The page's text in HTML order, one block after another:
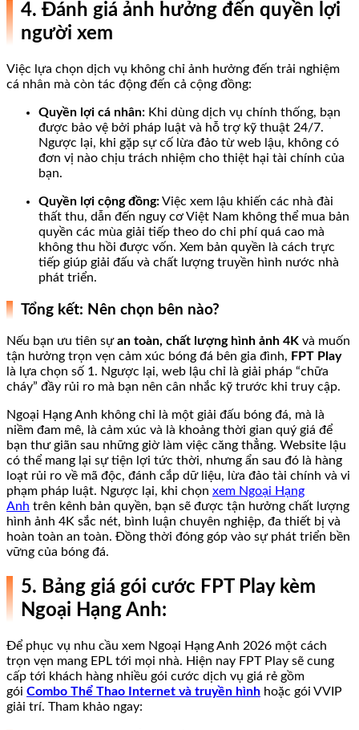
4. Đánh giá ảnh hưởng đến quyền lợi
người xem
Việc lựa chọn dịch vụ không chỉ ảnh hưởng đến trải nghiệm
cá nhân mà còn tác động đến cả cộng đồng:
Quyền lợi cá nhân: Khi dùng dịch vụ chính thống, bạn
được bảo vệ bởi pháp luật và hỗ trợ kỹ thuật 24/7.
Ngược lại, khi gặp sự cố lừa đảo từ web lậu, không có
đơn vị nào chịu trách nhiệm cho thiệt hại tài chính của
bạn.
Quyền lợi cộng đồng:Việc xem lậu khiến các nhà đài
thất thu, dẫn đến nguy cơ Việt Nam không thể mua bản
quyền các mùa giải tiếp theo do chi phí quá cao mà
không thu hồi được vốn. Xem bản quyền là cách trực
tiếp giúp giải đấu và chất lượng truyền hình nước nhà
phát triển.
Tổng kết: Nên chọn bên nào?
Nếu bạn ưu tiên sựan toàn, chất lượng hình ảnh 4K và muốn
tận hưởng trọn vẹn cảm xúc bóng đá bên gia đình, FPT Play
là lựa chọn số 1. Ngược lại, web lậu chỉ là giải pháp “chữa
cháy” đầy rủi ro mà bạn nên cân nhắc kỹ trước khi truy cập.
Ngoại Hạng Anh không chỉ là một giải đấu bóng đá, mà là
niềm đam mê, là cảm xúc và là khoảng thời gian quý giá để
bạn thư giãn sau những giờ làm việc căng thẳng. Website lậu
có thể mang lại sự tiện lợi tức thời, nhưng ẩn sau đó là hàng
loạt rủi ro về mã độc, đánh cắp dữ liệu, lừa đảo tài chính và vi
phạm pháp luật. Ngược lại, khi chọn xem Ngoại Hạng
Anh trên kênh bản quyền, bạn sẽ được tận hưởng chất lượng
hình ảnh 4K sắc nét, bình luận chuyên nghiệp, đa thiết bị và
hoàn toàn an toàn. Đồng thời đóng góp vào sự phát triển bền
vững của bóng đá.
5. Bảng giá gói cước FPT Play kèm
Ngoại Hạng Anh:
Để phục vụ nhu cầu xem Ngoại Hạng Anh 2026 một cách
trọn vẹn mang EPL tới mọi nhà. Hiện nay FPT Play sẽ cung
cấp tới khách hàng nhiều gói cước dịch vụ giá rẻ gồm
gói Combo Thể Thao Internet và truyền hình hoặc gói VVIP
giải trí. Tham khảo ngay: